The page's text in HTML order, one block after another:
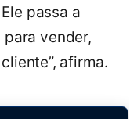
passa a
vender,
afirma.